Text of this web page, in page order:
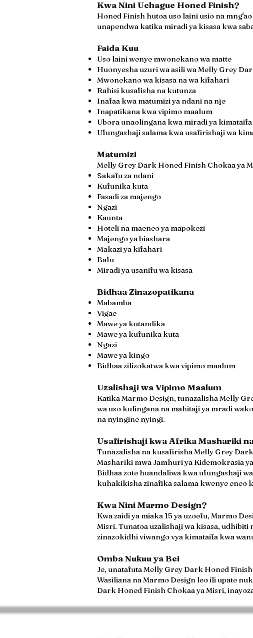
Kwa Nini Uchague Honed Finish?
Honed Finish hutoa uso laini usio na
unapendwa katika miradi ya kisasa kwa
Faida Kuu
Uso laini wenye mwonekano wa matte
Huonyesha uzuri wa asili wa Melly Grey
Mwonekano wa kisasa na wa kifahari
Rahisi kusafisha na kutunza
Inafaa kwa matumizi ya ndani na nje
Inapatikana kwa vipimo maalum
Ubora unaolingana kwa miradi ya kimataifa
Ufungashaji salama kwa usafirishaji wa
Matumizi
Melly Grey Dark Honed Finish Chokaa ya
Sakafu za ndani
Kufunika kuta
Fasadi za majengo
Ngazi
Kaunta
Hoteli na maeneo ya mapokezi
Majengo ya biashara
Makazi ya kifahari
Bafu
Miradi ya usanifu wa kisasa
Bidhaa Zinazopatikana
Mabamba
Vigae
Mawe ya kutandika
Mawe ya kufunika kuta
Ngazi
Mawe ya kingo
Bidhaa zilizokatwa kwa vipimo maalum
Uzalishaji wa Vipimo Maalum
Katika Marmo Design, tunazalisha Melly
wa uso kulingana na mahitaji ya mradi
na nyingine nyingi.
Usafirishaji kwa Afrika Mashariki
Tunazalisha na kusafirisha Melly Grey
Mashariki mwa Jamhuri ya Kidemokrasia
Bidhaa zote huandaliwa kwa ufungashaji
kuhakikisha zinafika salama kwenye eneo
Kwa Nini Marmo Design?
Kwa zaidi ya miaka 15 ya uzoefu, Marmo
Misri. Tunatoa uzalishaji wa kisasa,
zinazokidhi viwango vya kimataifa kwa
Omba Nukuu ya Bei
Je, unatafuta Melly Grey Dark Honed
Wasiliana na Marmo Design leo ili upate
Dark Honed Finish Chokaa ya Misri,